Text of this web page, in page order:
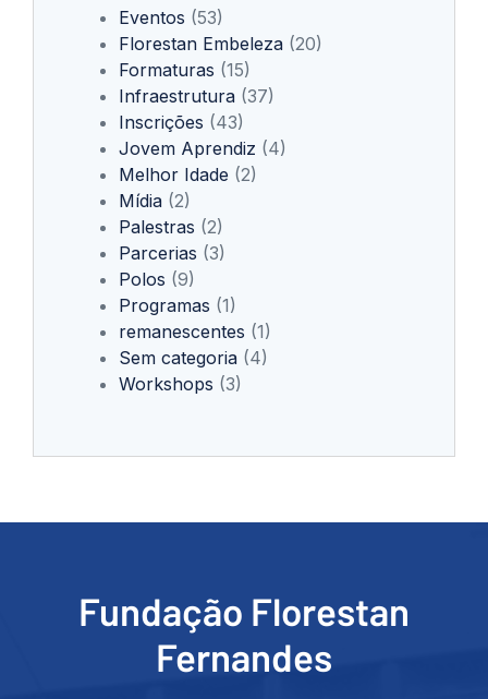
Eventos (53)
Florestan Embeleza (20)
Formaturas (15)
Infraestrutura (37)
Inscrições (43)
Jovem Aprendiz (4)
Melhor Idade (2)
Mídia (2)
Palestras (2)
Parcerias (3)
Polos (9)
Programas (1)
remanescentes (1)
Sem categoria (4)
Workshops (3)
Fundação Florestan
Fernandes